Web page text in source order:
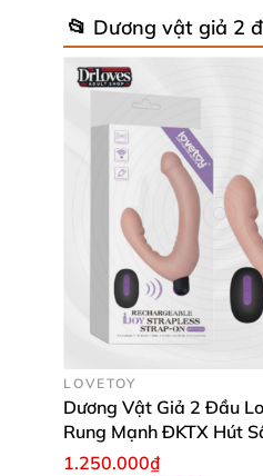
📂 Dương vật giả 2
LOVETOY
Dương Vật Giả 2 Đầu
Rung Mạnh ĐKTX Hút
1.250.000₫